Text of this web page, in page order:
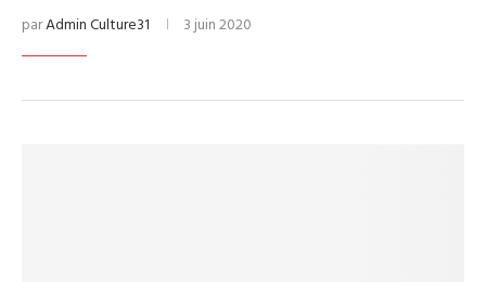
parAdmin Culture31 3 juin 2020